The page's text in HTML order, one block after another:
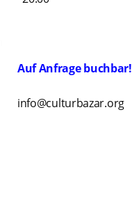
Auf Anfrage buchbar!
info@culturbazar.org